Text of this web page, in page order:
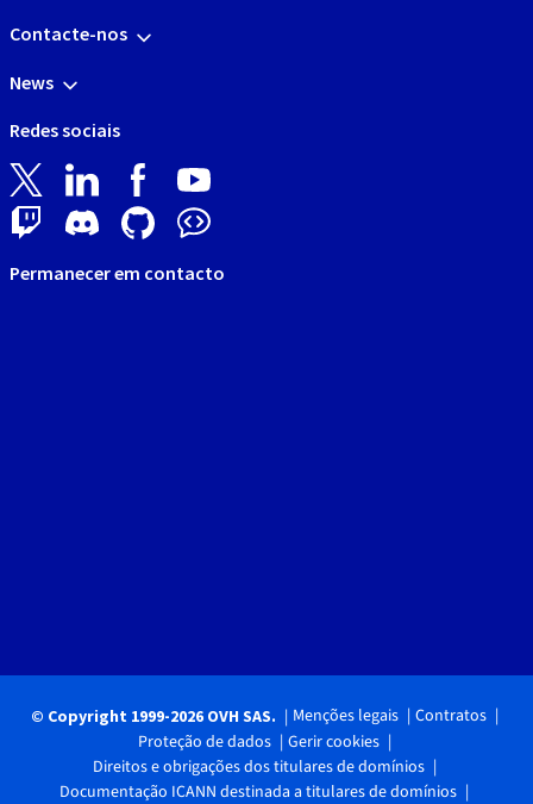
Contacte-nos
News
Redes sociais
Permanecer em contacto
© Copyright 1999-2026 OVH SAS. Menções legais
Contratos
Proteção de dados
Gerir cookies
Direitos e obrigações dos titulares de domínios
Documentação ICANN destinada a titulares de domínios